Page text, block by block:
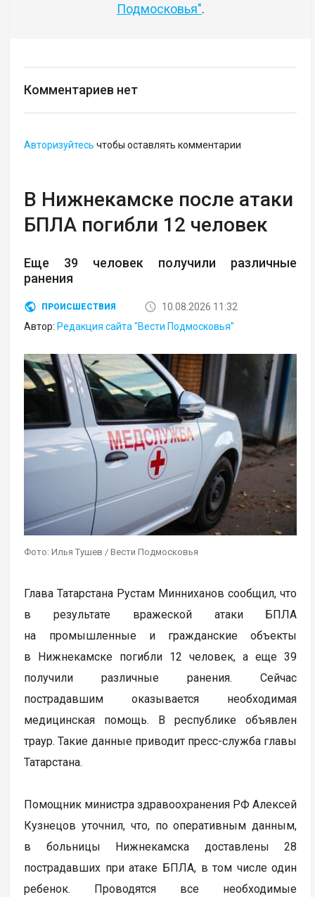
Подмосковья".
Комментариев нет
Авторизуйтесь чтобы оставлять комментарии
В Нижнекамске после атаки
БПЛА погибли 12 человек
Еще 39 человек получили различные
ранения
ПРОИСШЕСТВИЯ
10.08.2026 11:32
Автор: Редакция сайта "Вести Подмосковья"
Фото: Илья Тушев / Вести Подмосковья
Глава Татарстана Рустам Минниханов сообщил, что
в результате вражеской атаки БПЛА
на промышленные и гражданские объекты
в Нижнекамске погибли 12 человек, а еще 39
получили различные ранения. Сейчас
пострадавшим оказывается необходимая
медицинская помощь. В республике объявлен
траур. Такие данные приводит пресс-служба главы
Татарстана.
Помощник министра здравоохранения РФ Алексей
Кузнецов уточнил, что, по оперативным данным,
в больницы Нижнекамска доставлены 28
пострадавших при атаке БПЛА, в том числе один
ребенок. Проводятся все необходимые